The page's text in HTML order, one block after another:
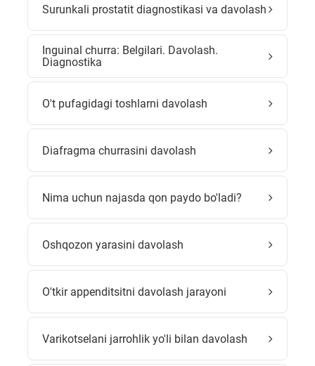
Surunkali prostatit diagnostikasi va davolash
Inguinal churra: Belgilari. Davolash.
Diagnostika
O't pufagidagi toshlarni davolash
Diafragma churrasini davolash
Nima uchun najasda qon paydo bo'ladi?
Oshqozon yarasini davolash
O'tkir appenditsitni davolash jarayoni
Varikotselani jarrohlik yo'li bilan davolash